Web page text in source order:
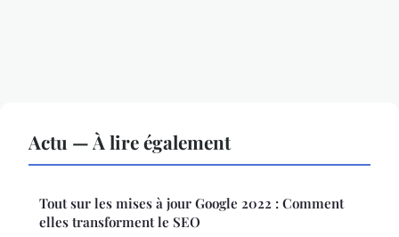
Actu — À lire également
Tout sur les mises à jour Google 2022 : Comment
elles transforment le SEO